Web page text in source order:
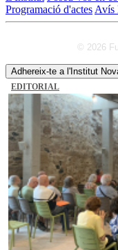
Programació d'actes Avís
© 2026
Adhereix-te a l'Institut
EDITORIAL